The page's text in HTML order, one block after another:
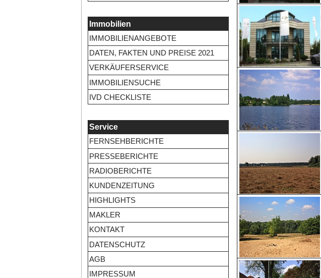
Immobilien
IMMOBILIENANGEBOTE
DATEN, FAKTEN UND PREISE 2021
VERKÄUFERSERVICE
IMMOBILIENSUCHE
IVD CHECKLISTE
Service
FERNSEHBERICHTE
PRESSEBERICHTE
RADIOBERICHTE
KUNDENZEITUNG
HIGHLIGHTS
MAKLER
KONTAKT
DATENSCHUTZ
AGB
IMPRESSUM